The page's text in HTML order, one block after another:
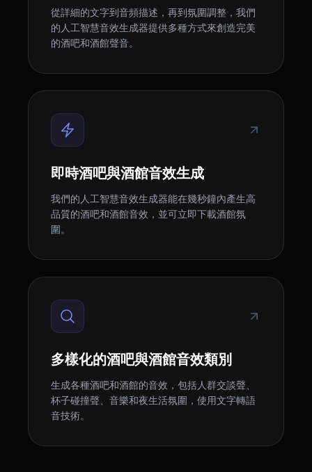
從詳細的文字到音頻描述，再到氛圍調整，我們
的人工智慧音效生成器提供多種方式來創造完美
的酒吧和酒館聲音。
即時酒吧與酒館音效生成
我們的人工智慧音效生成器能在幾秒鐘內產生高
品質的酒吧和酒館音效，並可立即下載酒館氛
圍。
多樣化的酒吧與酒館音效類別
生成各種酒吧和酒館的音效，包括人群交談聲、
杯子碰撞聲、音樂和夜生活氛圍，使用文字轉語
音技術。